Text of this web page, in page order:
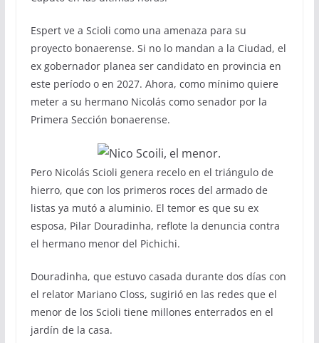
Espert ve a Scioli como una amenaza para su
proyecto bonaerense. Si no lo mandan a la Ciudad, el
ex gobernador planea ser candidato en provincia en
este período o en 2027. Ahora, como mínimo quiere
meter a su hermano Nicolás como senador por la
Primera Sección bonaerense.
Pero Nicolás Scioli genera recelo en el triángulo de
hierro, que con los primeros roces del armado de
listas ya mutó a aluminio. El temor es que su ex
esposa, Pilar Douradinha, reflote la denuncia contra
el hermano menor del Pichichi.
Douradinha, que estuvo casada durante dos días con
el relator Mariano Closs, sugirió en las redes que el
menor de los Scioli tiene millones enterrados en el
jardín de la casa.